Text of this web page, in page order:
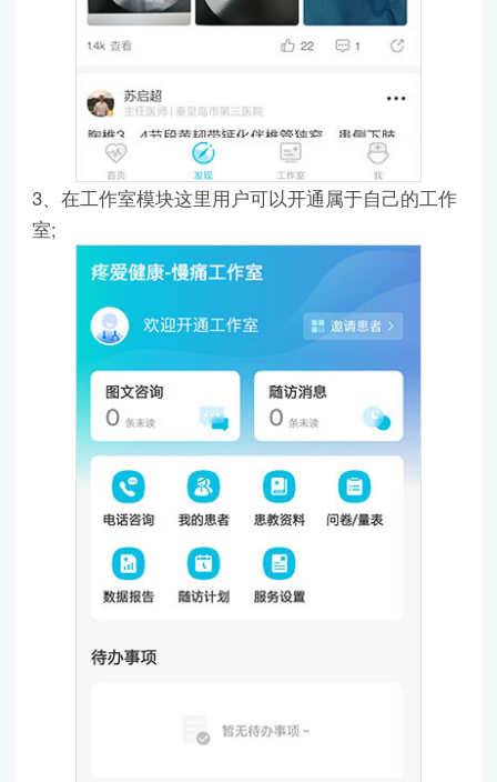
3、在工作室模块这里用户可以开通属于自己的工作
室;